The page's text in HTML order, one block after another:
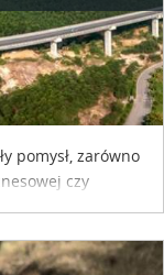
pomysł, zarówno
czy